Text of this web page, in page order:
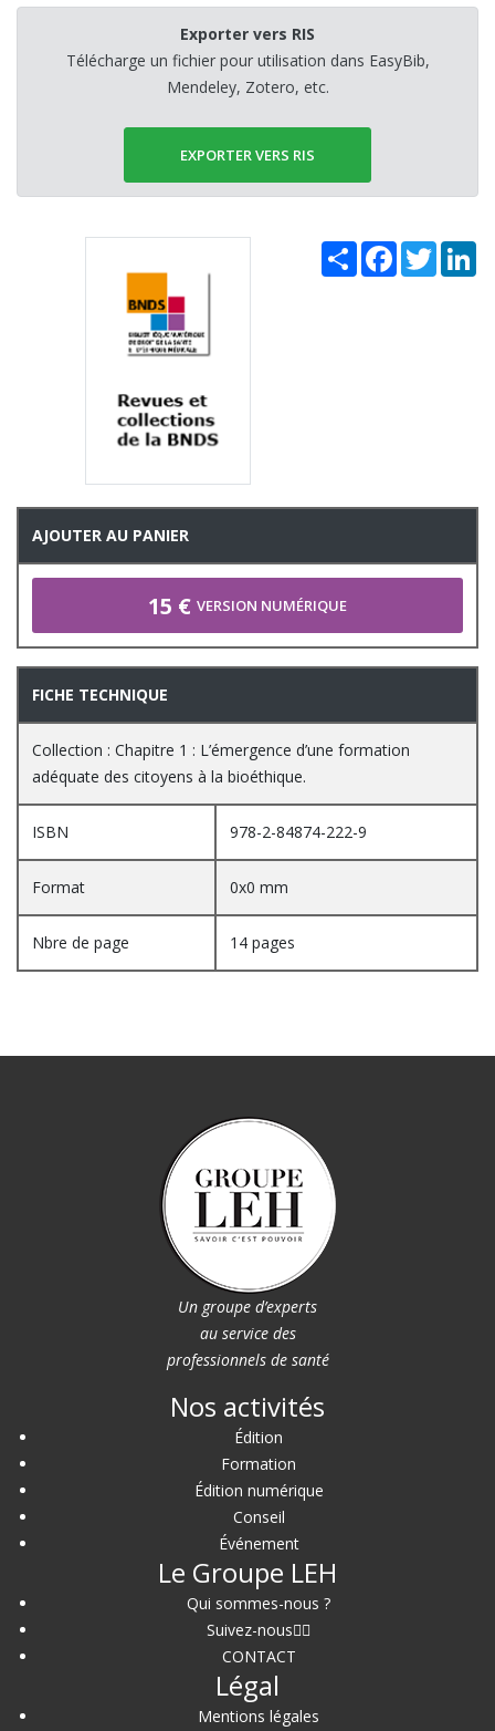
Exporter vers RIS
Télécharge un fichier pour utilisation dans EasyBib,
Mendeley, Zotero, etc.
EXPORTER VERS RIS
Share Facebook
Twitter
AJOUTER AU PANIER
15 € VERSION NUMÉRIQUE
FICHE TECHNIQUE
Collection : Chapitre 1 : L’émergence d’une formation
adéquate des citoyens à la bioéthique.
ISBN 978-2-84874-222-9
Format 0x0 mm
Nbre de page 14 pages
Un groupe d’experts
au service des
professionnels de santé
Nos activités
Édition
Formation
Édition numérique
Conseil
Événement
Le Groupe LEH
Qui sommes-nous ?
Suivez-nous
CONTACT
Légal
Mentions légales